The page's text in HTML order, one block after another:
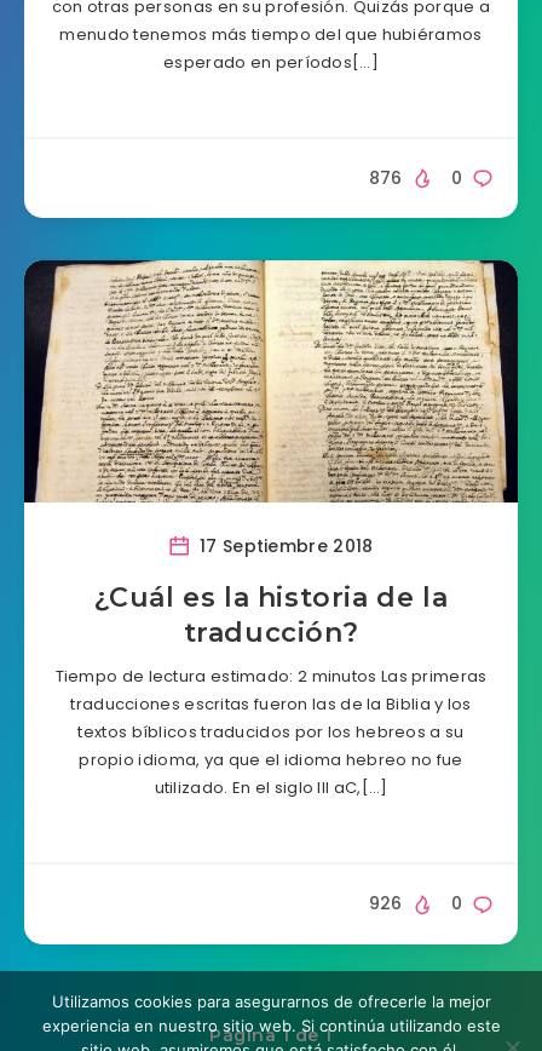
con otras personas en su profesión. Quizás porque a
menudo tenemos más tiempo del que hubiéramos
esperado en períodos[…]
0
876
17 Septiembre 2018
¿Cuál es la historia de la
traducción?
Tiempo de lectura estimado: 2 minutos Las primeras
traducciones escritas fueron las de la Biblia y los
textos bíblicos traducidos por los hebreos a su
propio idioma, ya que el idioma hebreo no fue
utilizado. En el siglo III aC,[…]
0
926
Página 1 de 1
Utilizamos cookies para asegurarnos de ofrecerle la mejor
experiencia en nuestro sitio web. Si continúa utilizando este